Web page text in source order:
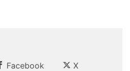
Facebook X